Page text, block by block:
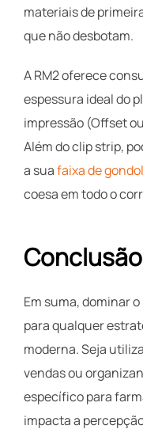
materiais de
que não desbotam.
A RM2 oferece
espessura ideal do
impressão (Offset
Além do clip strip,
a suafaixa de
coesa em todo o
Conclusão
Em suma, dominar
para qualquer
moderna. Seja
vendas ou
específico para
impacta a